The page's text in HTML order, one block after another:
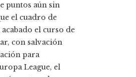
puntos aún sin
el cuadro de
el curso de
con salvación
para
League, el